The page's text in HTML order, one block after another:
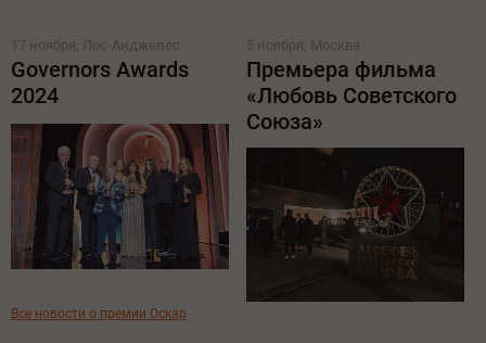
17 ноября, Лос-Анджелес
Governors Awards
2024
Все новости о премии Оскар
5 ноября, Москва
Премьера фильма
«Любовь Советского
Союза»